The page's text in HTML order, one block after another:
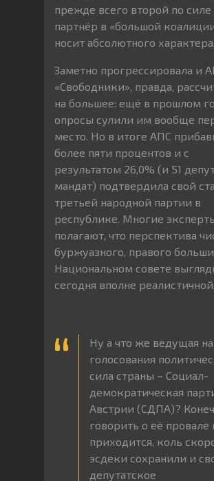
прежде всего второй по силе
партнёр в «большой
носит абсолютного характера.
Заметно прогрессировала и
«Свободники», правда,
на большее: ещё в прошлом
опросы сулили им вообще
место. Но в итоге АПС
более пяти процентов и с
результатом 26,0% (и 51
мандат) подтвердила свой
третьей народной партии в
республике. Многие
полагают, что перспектива
буржуазного, правого
Национальном совете
сегодня вполне реалистичной.
Ну а что же ведущая
голосования
сила страны – Социал-
демократическая
Австрии (СДПА)?
говорить о её провале
приходится, коль
эсдеки сохранили и
депутатское